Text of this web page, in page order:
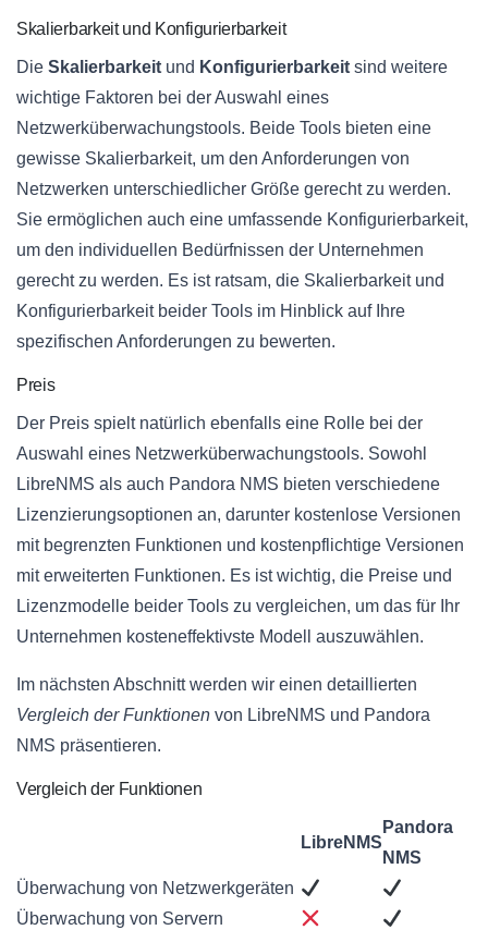
Skalierbarkeit und Konfigurierbarkeit
Die Skalierbarkeit und Konfigurierbarkeit sind weitere
wichtige Faktoren bei der Auswahl eines
Netzwerküberwachungstools. Beide Tools bieten eine
gewisse Skalierbarkeit, um den Anforderungen von
Netzwerken unterschiedlicher Größe gerecht zu werden.
Sie ermöglichen auch eine umfassende Konfigurierbarkeit,
um den individuellen Bedürfnissen der Unternehmen
gerecht zu werden. Es ist ratsam, die Skalierbarkeit und
Konfigurierbarkeit beider Tools im Hinblick auf Ihre
spezifischen Anforderungen zu bewerten.
Preis
Der Preis spielt natürlich ebenfalls eine Rolle bei der
Auswahl eines Netzwerküberwachungstools. Sowohl
LibreNMS als auch Pandora NMS bieten verschiedene
Lizenzierungsoptionen an, darunter kostenlose Versionen
mit begrenzten Funktionen und kostenpflichtige Versionen
mit erweiterten Funktionen. Es ist wichtig, die Preise und
Lizenzmodelle beider Tools zu vergleichen, um das für Ihr
Unternehmen kosteneffektivste Modell auszuwählen.
Im nächsten Abschnitt werden wir einen detaillierten
Vergleich der Funktionen von LibreNMS und Pandora
NMS präsentieren.
Vergleich der Funktionen
LibreNMS
Pandora
NMS
Überwachung von Netzwerkgeräten
Überwachung von Servern